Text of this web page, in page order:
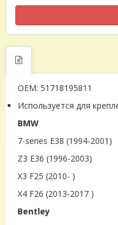
OEM: 51718195811
Используется для
BMW
7-series E38 (1994-2001)
Z3 E36 (1996-2003)
X3 F25 (2010- )
X4 F26 (2013-2017 )
Bentley